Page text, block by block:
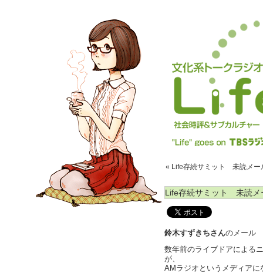
« Life存続サミット 未読メー
Life存続サミット 未読メ
鈴木すずきちさんのメール
数年前のライブドアによる
が、
AMラジオというメディア